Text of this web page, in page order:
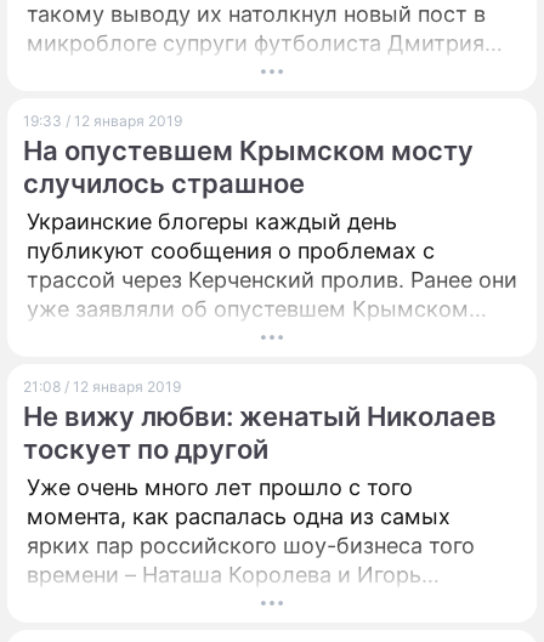
такому выводу их натолкнул новый пост в
микроблоге супруги футболиста Дмитрия
19:33 / 12 января 2019
На опустевшем Крымском мосту
случилось страшное
Украинские блогеры каждый день
публикуют сообщения о проблемах с
трассой через Керченский пролив. Ранее они
уже заявляли об опустевшем Крымском
мосте, а теперь утверждают, что машины на
но зная об их ненависть к России, не
исключено, что украинцы говорят на полном
серьезе.
21:08 / 12 января 2019
Не вижу любви: женатый Николаев
тоскует по другой
Уже очень много лет прошло с того
момента, как распалась одна из самых
ярких пар российского шоу-бизнеса того
времени – Наташа Королева и Игорь
Николаев разбежались в разные стороны.